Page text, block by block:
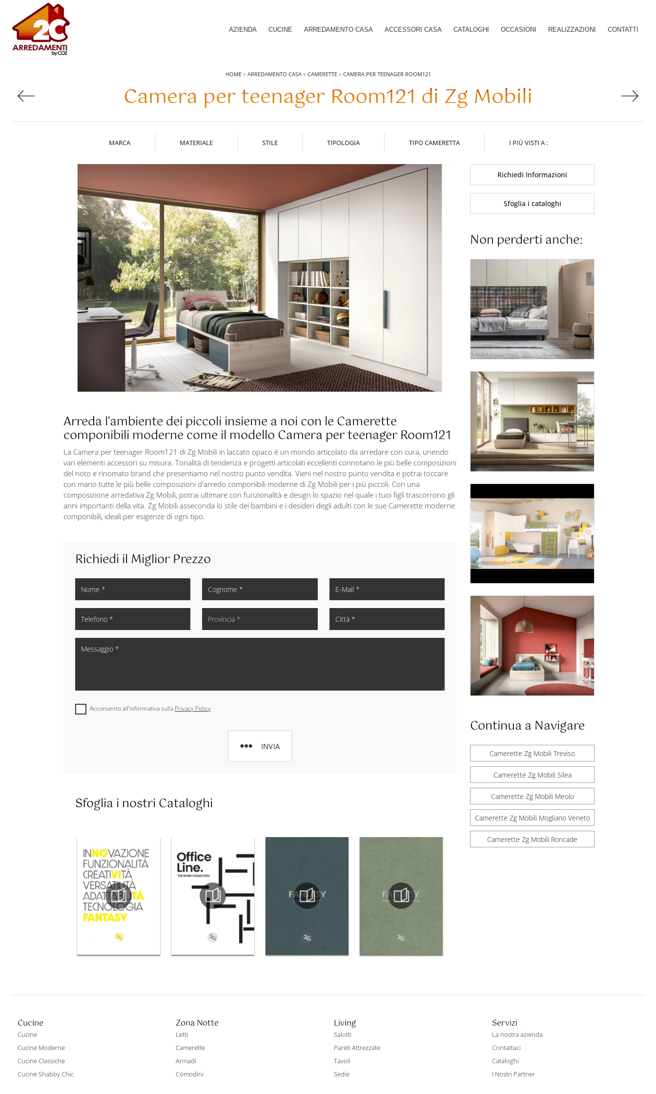
AZIENDA CUCINE ARREDAMENTO CASA ACCESSORI CASA CATALOGHI OCCASIONI REALIZZAZIONI CONTATTI
HOME> ARREDAMENTO CASA> CAMERETTE > CAMERA PER TEENAGER ROOM121
Camera per teenager Room121 di Zg Mobili
MARCA MATERIALE STILE TIPOLOGIA TIPO CAMERETTA I PIÙ VISTI A :
Arreda l'ambiente dei piccoli insieme a noi con le Camerette
componibili moderne come il modello Camera per teenager Room121
La Camera per teenager Room121 di Zg Mobili in laccato opaco è un mondo articolato da arredare con cura, unendo
vari elementi accessori su misura. Tonalità di tendenza e progetti articolati eccellenti connotano le più belle composizioni
del noto e rinomato brand che presentiamo nel nostro punto vendita. Vieni nel nostro punto vendita e potrai toccare
con mano tutte le più belle composizioni d'arredo componibili moderne di Zg Mobili per i più piccoli. Con una
composizione arredativa Zg Mobili, potrai ultimare con funzionalità e design lo spazio nel quale i tuoi figli trascorrono gli
anni importanti della vita. Zg Mobili asseconda lo stile dei bambini e i desideri degli adulti con le sue Camerette moderne
componibili, ideali per esigenze di ogni tipo.
Richiedi il Miglior Prezzo
Acconsento all'informativa sulla Privacy Policy
INVIA
Sfoglia i nostri Cataloghi
Richiedi Informazioni
Sfoglia i cataloghi
Non perderti anche:
Continua a Navigare
Camerette Zg Mobili Treviso
Camerette Zg Mobili Silea
Camerette Zg Mobili Meolo
Camerette Zg Mobili Mogliano Veneto
Camerette Zg Mobili Roncade
Cucine
Cucine
Cucine Moderne
Cucine Classiche
Cucine Shabby Chic
Zona Notte
Letti
Camerette
Armadi
Comodini
Living
Salotti
Pareti Attrezzate
Tavoli
Sedie
Servizi
La nostra azienda
Contattaci
Cataloghi
I Nostri Partner